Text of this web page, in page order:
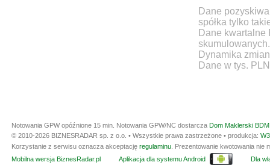
Dane
spółka tylko
Dane
skumulowanych.
Dynamika
Dane w tys. PLN
Notowania GPW opóźnione 15 min. Notowania GPW/NC dostarcza Dom Maklerski
© 2010-2026 BIZNESRADAR sp. z o.o. • Wszystkie prawa zastrzeżone • produkcja:
Korzystanie z serwisu oznacza akceptację regulaminu . Prezentowanie kwotowania
Mobilna wersja BiznesRadar.pl
Aplikacja dla systemu Android Dla